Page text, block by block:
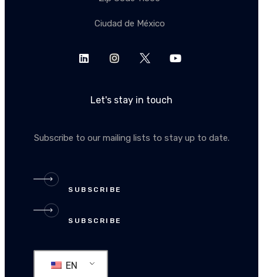
Ciudad de México
Let's stay in touch
Subscribe to our mailing lists to stay up to date.
SUBSCRIBE
SUBSCRIBE
EN